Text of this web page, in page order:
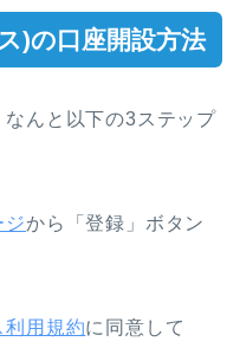
)の口座開設方法
んと以下の3ステップ
ジから「登録」ボタン
利用規約に同意して